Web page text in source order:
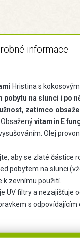
informace
Hristina s
pobytu na slunci i po
zatímco
vitamin E
Olej
aby se zlaté částice
pobytem na slunci
k zevnímu použití.
UV filtry a nezajišťuje
s
řádně registrovány